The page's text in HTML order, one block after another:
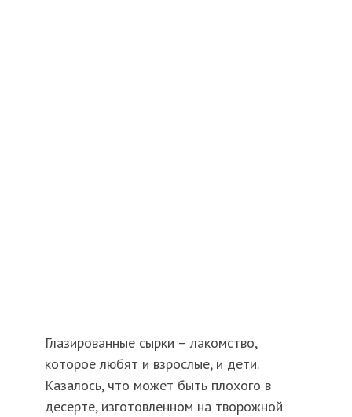
Глазированные сырки – лакомство,
которое любят и взрослые, и дети.
Казалось, что может быть плохого в
десерте, изготовленном на творожной